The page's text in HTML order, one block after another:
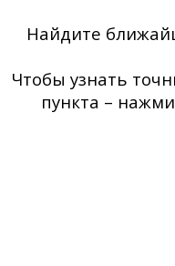
Найдите
Чтобы узнать
пункта –